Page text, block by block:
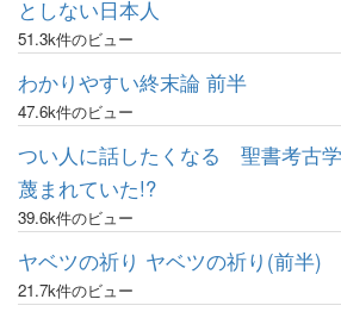
としない日本人
51.3k件のビュー
わかりやすい終末論 前半
47.6k件のビュー
つい人に話したくなる 聖書考古
蔑まれていた!?
39.6k件のビュー
ヤベツの祈り ヤベツの祈り(前半)
21.7k件のビュー